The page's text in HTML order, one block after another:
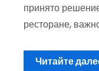
принято
ресторане,
Читайте